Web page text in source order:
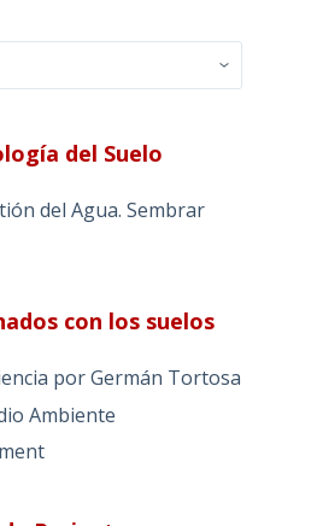
del Suelo
del Agua. Sembrar
con los suelos
por Germán Tortosa
Ambiente